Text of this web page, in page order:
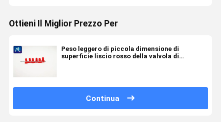
Ottieni Il Miglior Prezzo Per
Peso leggero di piccola dimensione di
superficie liscio rosso della valvola di
Continua